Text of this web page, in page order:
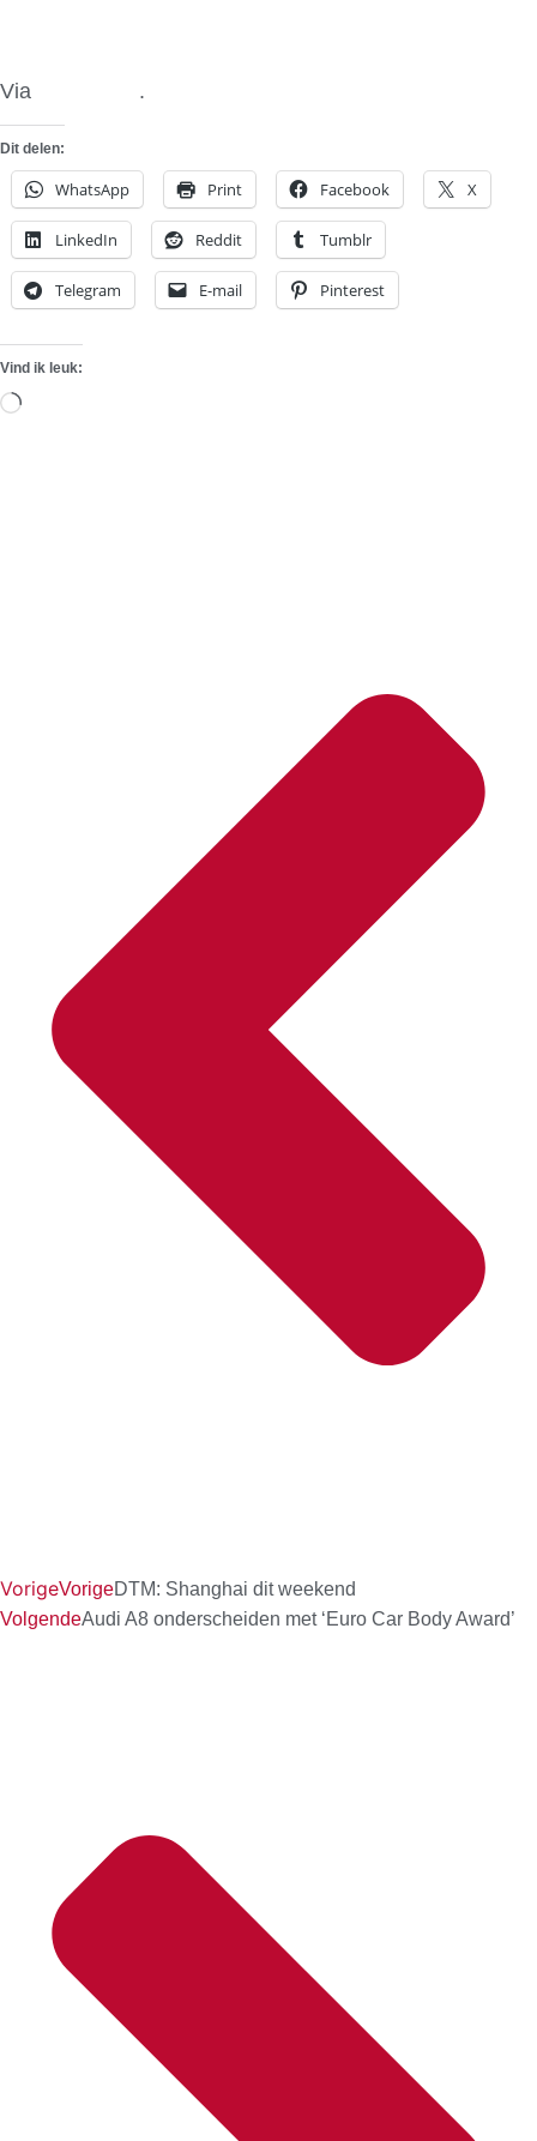
Via .
Dit delen:
WhatsApp Print Facebook X
LinkedIn Reddit Tumblr
Telegram E-mail Pinterest
Vind ik leuk:
Aan
VorigeVorigeDTM: Shanghai dit weekend
VolgendeAudi A8 onderscheiden met ‘Euro Car Body Award’